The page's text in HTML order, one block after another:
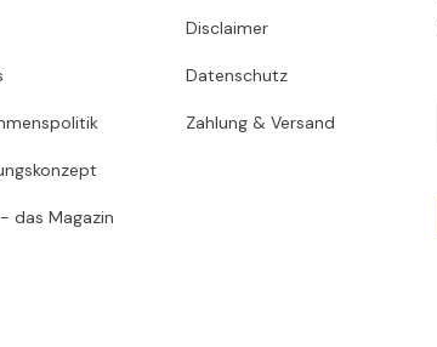
das Magazin
Disclaimer
Datenschutz
Zahlung & Versand